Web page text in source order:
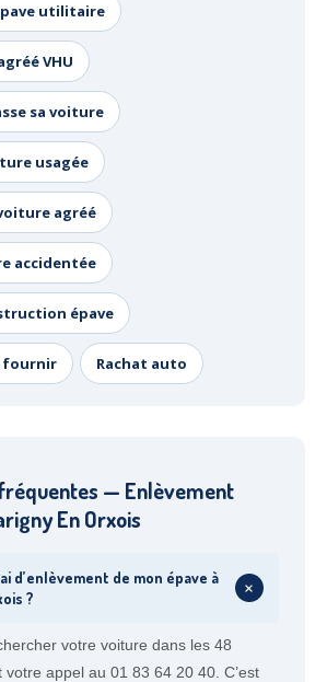
utilitaire
VHU
sa voiture
usagée
agréé
accidentée
épave
fournir Rachat auto
— Enlèvement
En Orxois
d’enlèvement de mon épave à
?
+
votre voiture dans les 48
votre appel au 01 83 64 20 40. C’est